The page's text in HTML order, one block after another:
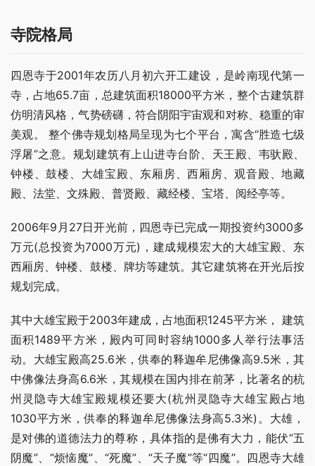
寺院格局
四恩寺于2001年农历八月初六开工建设，是岭南现代第一
寺，占地65.7亩，总建筑面积18000平方米，整个古建筑群
仿明清风格，气势磅礴，符合阴阳宇宙观和对称、稳重的审
美观。 整个佛寺规划格局呈现为七个平台，寓含“胜造七级
浮屠”之意。规划建筑有上山进寺台阶、天王殿、韦驮殿、
钟楼、鼓楼、大雄宝殿、东厢房、西厢房、观音殿、地藏
殿、法堂、文殊殿、普贤殿、藏经楼、宝塔、阅经亭等。
2006年9月27日开光前，四恩寺已完成一期投资约3000多
万元(总投资为7000万元)，建成规模宏大的大雄宝殿、东
西厢房、钟楼、鼓楼、牌坊等建筑。其它建筑将在开光后按
规划完成。
其中大雄宝殿于2003年建成，占地面积1245平方米， 建筑
面积1489平方米，殿内可同时容纳1000多人举行法事活
动。大雄宝殿高25.6米，供奉的释迦牟尼佛像高9.5米，其
中佛像法身高6.6米，其规模在国内排在前茅，比著名的杭
州灵隐寺大雄宝殿规模还要大(杭州灵隐寺大雄宝殿占地
1030平方米，供奉的释迦牟尼佛像法身高5.3米)。大雄，
是对佛的道德法力的尊称，具体指的是佛有大力，能伏“五
阴魔”、“烦恼魔”、“死魔”、“天子魔”等“四魔”。四恩寺大雄